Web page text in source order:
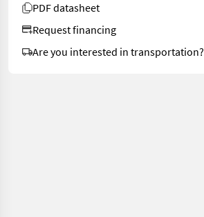
PDF datasheet
Request financing
Are you interested in transportation?